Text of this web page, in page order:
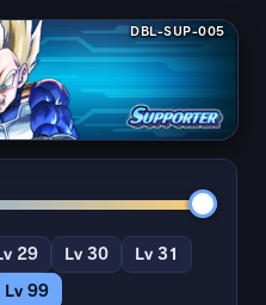
DBL-SUP-005
Lv 29 Lv 30 Lv 31
Lv 99